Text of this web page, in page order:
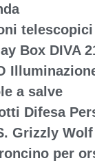
telescopici
Box DIVA
a salve
Difesa
Grizzly
per